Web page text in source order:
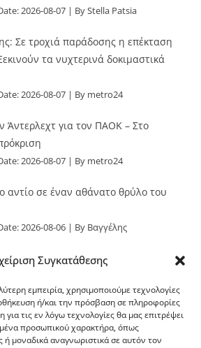
Συγκατάθεσης
εμπειρία, χρησιμοποιούμε τεχνολογίες
ή/και την πρόσβαση σε πληροφορίες
τις εν λόγω τεχνολογίες θα μας επιτρέψει
προσωπικού χαρακτήρα, όπως
μοναδικά αναγνωριστικά σε αυτόν τον
2026-08-07 By Stella Patsia
Σε τροχιά παράδοσης η επέκταση
τα νυχτερινά δοκιμαστικά
2026-08-07 By metro24
Άντερλεχτ για τον ΠΑΟΚ – Στο
2026-08-07 By metro24
αντίο σε έναν αθάνατο θρύλο του
2026-08-06
By Βαγγέλης